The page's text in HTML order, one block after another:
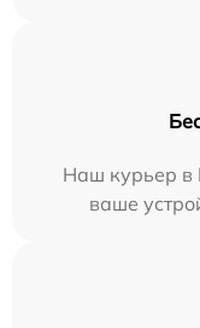
Наш курьер в
ваше